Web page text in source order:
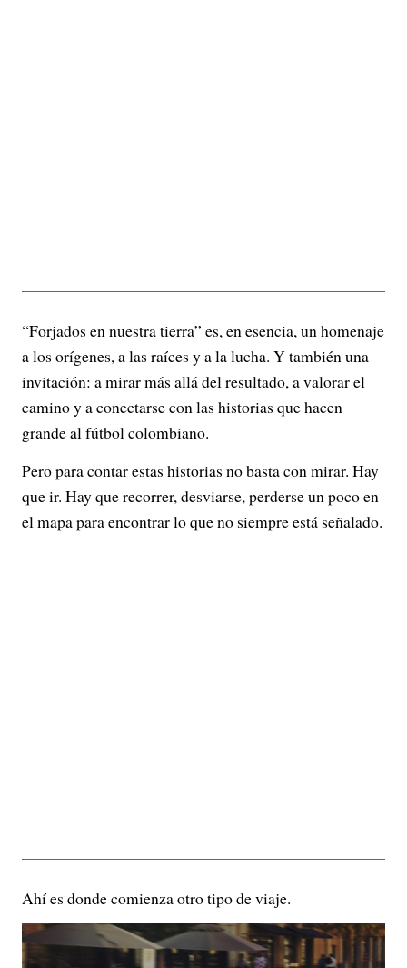
“Forjados en nuestra tierra” es, en esencia, un homenaje
a los orígenes, a las raíces y a la lucha. Y también una
invitación: a mirar más allá del resultado, a valorar el
camino y a conectarse con las historias que hacen
grande al fútbol colombiano.
Pero para contar estas historias no basta con mirar. Hay
que ir. Hay que recorrer, desviarse, perderse un poco en
el mapa para encontrar lo que no siempre está señalado.
Ahí es donde comienza otro tipo de viaje.